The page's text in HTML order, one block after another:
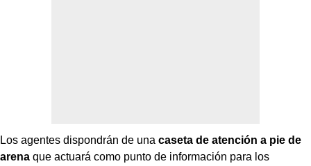
Los agentes dispondrán de una caseta de atención a pie de
arena que actuará como punto de información para los